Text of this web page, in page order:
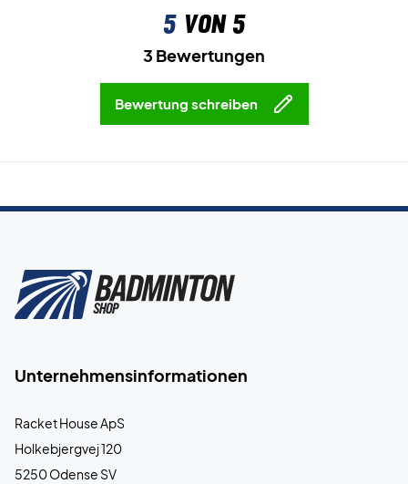
5von 5
3 Bewertungen
Bewertung schreiben
Unternehmensinformationen
Racket House ApS
Holkebjergvej 120
5250 Odense SV